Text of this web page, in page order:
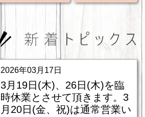
2026年03月17日
3月19日(木)、26日(木)を臨
時休業とさせて頂きます。3
月20日(金、祝)は通常営業い